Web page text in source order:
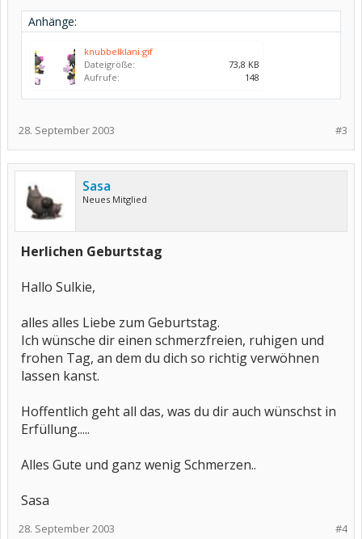
Anhänge:
knubbelklani.gif
Dateigröße:
73,8 KB
Aufrufe:
148
#3
28. September 2003
Sasa
Neues Mitglied
Herlichen Geburtstag
Hallo Sulkie,
alles alles Liebe zum Geburtstag.
Ich wünsche dir einen schmerzfreien, ruhigen und
frohen Tag, an dem du dich so richtig verwöhnen
lassen kanst.
Hoffentlich geht all das, was du dir auch wünschst in
Erfüllung.....
Alles Gute und ganz wenig Schmerzen..
Sasa
#4
28. September 2003